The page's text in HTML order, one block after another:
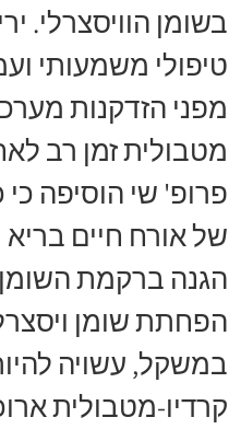
בשומן הוויסצרלי.
טיפולי משמעותי
מפני הזדקנות
מטבולית זמן רב
פרופ' שי הוסיפה
של אורח חיים
הגנה ברקמת השומן
הפחתת שומן
במשקל, עשויה
קרדיו-מטבולית